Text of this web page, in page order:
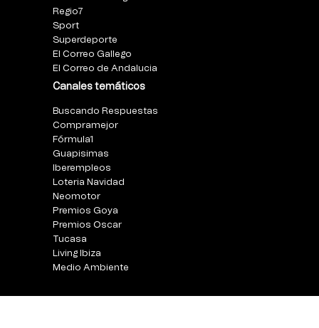
Regio7
Sport
Superdeporte
El Correo Gallego
El Correo de Andalucia
Canales temáticos
Buscando Respuestas
Compramejor
Fórmula1
Guapisimas
Iberempleos
Loteria Navidad
Neomotor
Premios Goya
Premios Oscar
Tucasa
Living Ibiza
Medio Ambiente